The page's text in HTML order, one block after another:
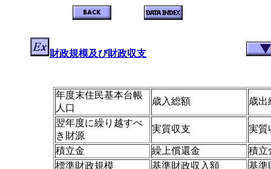
財政規模及び財政収支
年度末住民基本台帳
人口
歳入総額 歳出
翌年度に繰り越すべ
き財源
実質収支 実質
積立金 繰上償還金
積立
標準財政規模
基準財政収入額 基準